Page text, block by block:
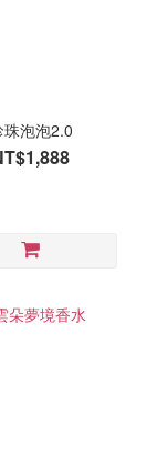
珠泡泡2.0